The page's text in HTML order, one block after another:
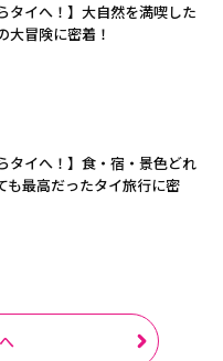
タイへ！】大自然を満喫した
大冒険に密着！
タイへ！】食・宿・景色どれ
も最高だったタイ旅行に密